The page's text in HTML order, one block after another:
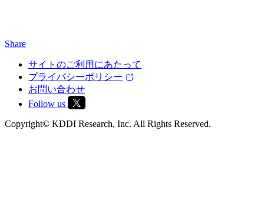
Share
サイトのご利用にあたって
プライバシーポリシー
お問い合わせ
Follow us
Copyright© KDDI Research, Inc. All Rights Reserved.